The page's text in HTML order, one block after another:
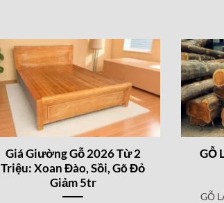
Giá Giường Gỗ 2026 Từ 2
Triệu: Xoan Đào, Sồi, Gõ Đỏ
Giảm 5tr
GỖ
GỖ